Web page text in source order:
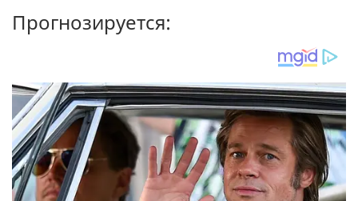
Прогнозируется: